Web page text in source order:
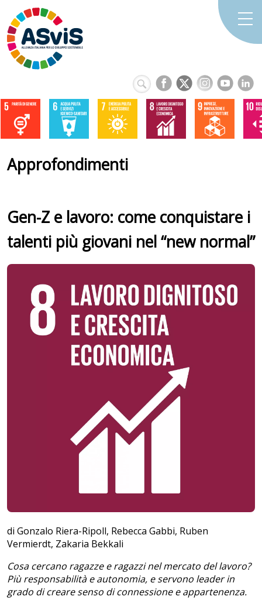
Approfondimenti
Gen-Z e lavoro: come conquistare i
talenti più giovani nel “new normal”
di Gonzalo Riera-Ripoll, Rebecca Gabbi, Ruben
Vermierdt, Zakaria Bekkali
Cosa cercano ragazze e ragazzi nel mercato del lavoro?
Più responsabilità e autonomia, e servono leader in
grado di creare senso di connessione e appartenenza.